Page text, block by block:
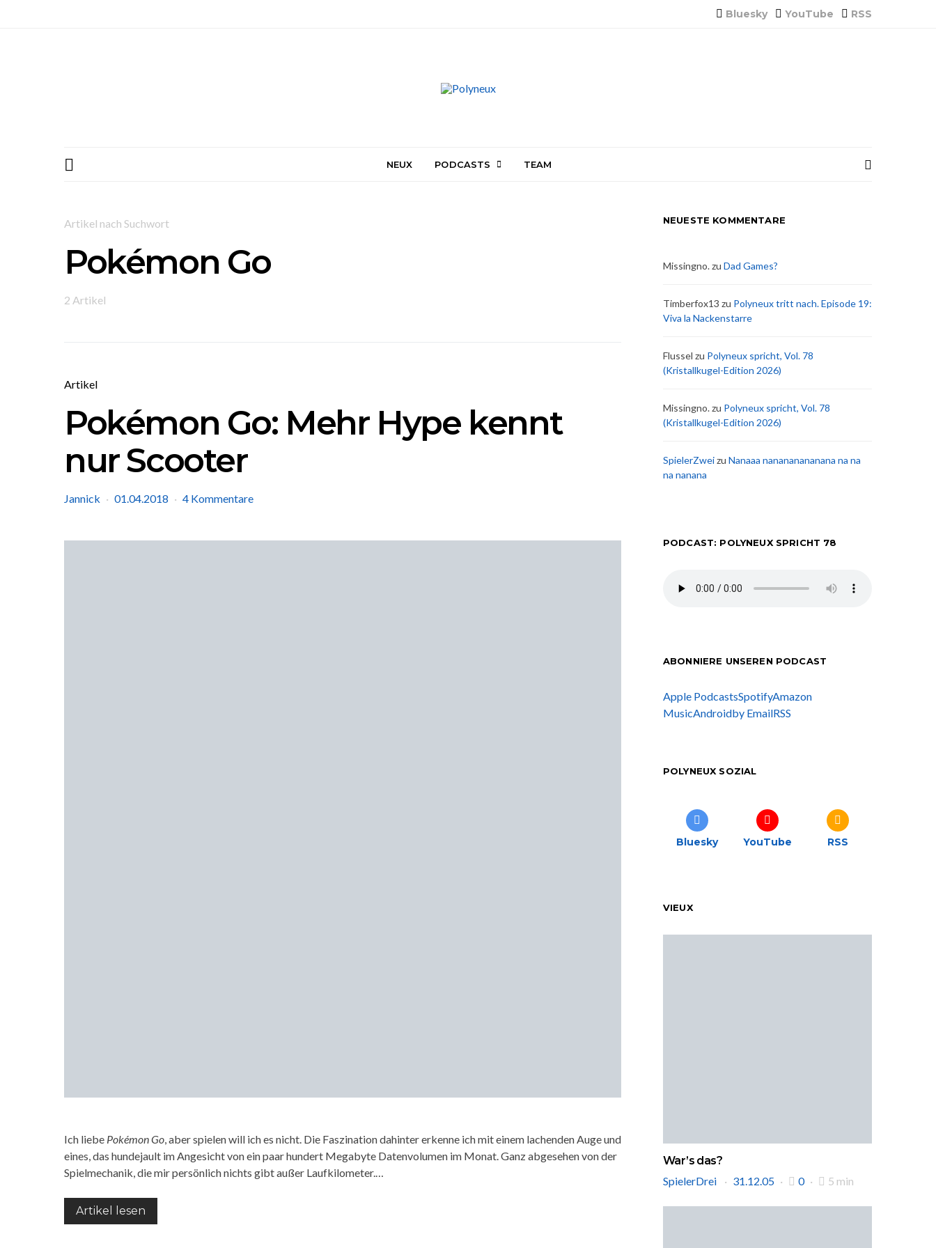
Bluesky YouTube RSS
NEUX PODCASTS TEAM
Artikel nach Suchwort
Pokémon Go
2 Artikel
Artikel
Pokémon Go: Mehr Hype kennt
nur Scooter
Jannick 01.04.2018 4 Kommentare
Ich liebe Pokémon Go, aber spielen will ich es nicht. Die Faszination dahinter erkenne ich mit einem lachenden Auge und
eines, das hundejault im Angesicht von ein paar hundert Megabyte Datenvolumen im Monat. Ganz abgesehen von der
Spielmechanik, die mir persönlich nichts gibt außer Laufkilometer.…
Artikel lesen
NEUESTE KOMMENTARE
Missingno.zu Dad Games?
Timberfox13 zu Polyneux tritt nach. Episode 19:
Viva la Nackenstarre
Flussel zu Polyneux spricht, Vol. 78
(Kristallkugel-Edition 2026)
Missingno.zu Polyneux spricht, Vol. 78
(Kristallkugel-Edition 2026)
SpielerZweizu Nanaaa nanananananana na na
na nanana
PODCAST: POLYNEUX SPRICHT 78
ABONNIERE UNSEREN PODCAST
Apple PodcastsSpotifyAmazon
MusicAndroidby EmailRSS
POLYNEUX SOZIAL
Bluesky YouTube RSS
VIEUX
War’s das?
SpielerDrei
31.12.05 0 5 min